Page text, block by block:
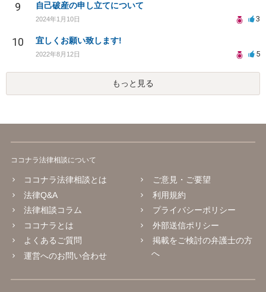
9 自己破産の申し立てについて
2024年1月10日 3
10 宜しくお願い致します!
2022年8月12日 5
もっと見る
ココナラ法律相談について
ココナラ法律相談とは
法律Q&A
法律相談コラム
ココナラとは
よくあるご質問
運営へのお問い合わせ
ご意見・ご要望
利用規約
プライバシーポリシー
外部送信ポリシー
掲載をご検討の弁護士の方
へ